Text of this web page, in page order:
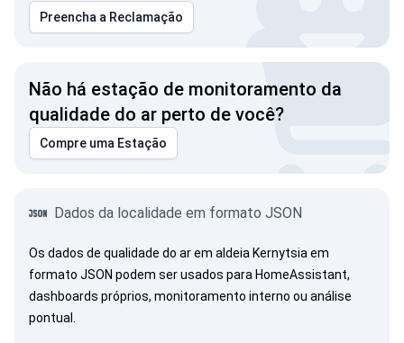
Preencha a Reclamação
Não há estação de monitoramento da
qualidade do ar perto de você?
Compre uma Estação
Dados da localidade em formato JSON
Os dados de qualidade do ar em aldeia Kernytsia em
formato JSON podem ser usados para HomeAssistant,
dashboards próprios, monitoramento interno ou análise
pontual.